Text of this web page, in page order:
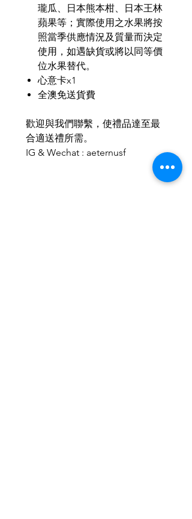
瓏瓜、日本熊本柑、日本王林
蘋果等；實際使用之水果將按
照當季供應情況及質量而決定
使用，如遇缺貨或將以同等價
位水果替代。
心意卡x1
全澳免送貨費
歡迎與我們聯繫，使禮品達至最
合適送禮所需。
IG & Wechat : aeternusf